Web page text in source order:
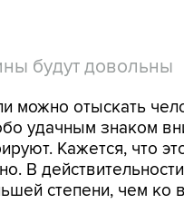
будут довольны
можно отыскать
удачным знаком
Кажется, что
В
степени, чем ко